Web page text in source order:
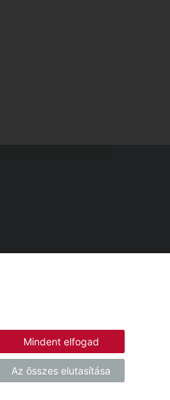
Mindent elfogad
Az összes elutasítása